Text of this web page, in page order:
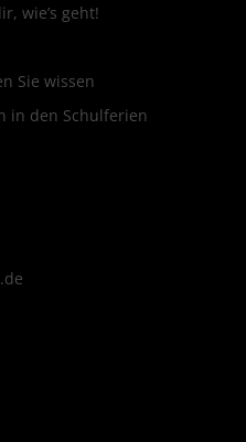
wie’s geht!
Sie wissen
in den Schulferien